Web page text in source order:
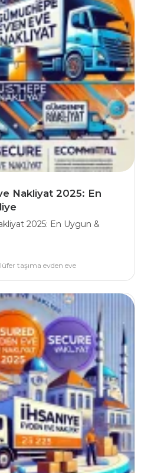
Nakliyat 2025: En
2025: En Uygun &
taşıma evden eve